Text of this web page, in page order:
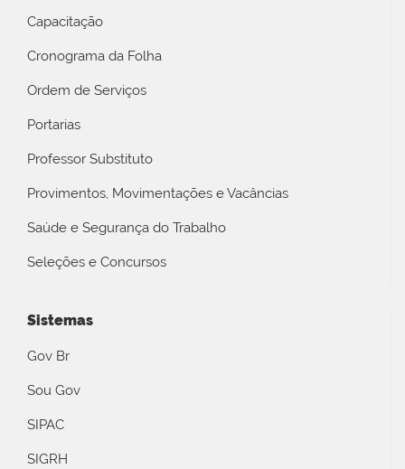
Capacitação
Cronograma da Folha
Ordem de Serviços
Portarias
Professor Substituto
Provimentos, Movimentações e Vacâncias
Saúde e Segurança do Trabalho
Seleções e Concursos
Sistemas
Gov Br
Sou Gov
SIPAC
SIGRH